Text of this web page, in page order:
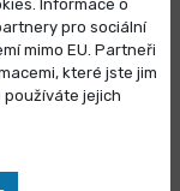
Informace o
pro sociální
mimo EU. Partneři
které jste jim
používáte jejich
zásob
za